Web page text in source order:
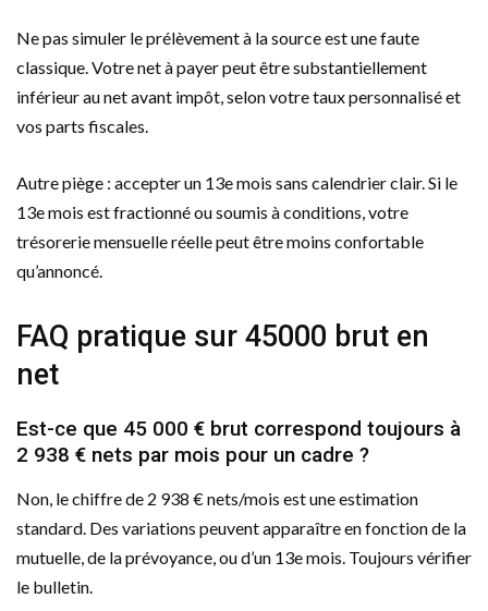
Ne pas simuler le prélèvement à la source est une faute
classique. Votre net à payer peut être substantiellement
inférieur au net avant impôt, selon votre taux personnalisé et
vos parts fiscales.
Autre piège : accepter un 13e mois sans calendrier clair. Si le
13e mois est fractionné ou soumis à conditions, votre
trésorerie mensuelle réelle peut être moins confortable
qu’annoncé.
FAQ pratique sur 45000 brut en
net
Est-ce que 45 000 € brut correspond toujours à
2 938 € nets par mois pour un cadre ?
Non, le chiffre de 2 938 € nets/mois est une estimation
standard. Des variations peuvent apparaître en fonction de la
mutuelle, de la prévoyance, ou d’un 13e mois. Toujours vérifier
le bulletin.